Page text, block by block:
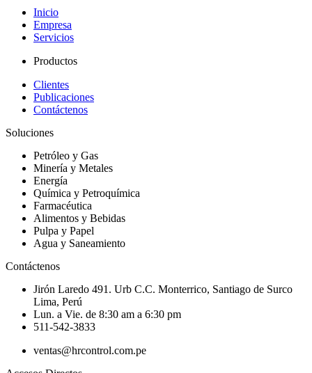
Inicio
Empresa
Servicios
Productos
Clientes
Publicaciones
Contáctenos
Soluciones
Petróleo y Gas
Minería y Metales
Energía
Química y Petroquímica
Farmacéutica
Alimentos y Bebidas
Pulpa y Papel
Agua y Saneamiento
Contáctenos
Jirón Laredo 491. Urb C.C. Monterrico, Santiago de Surco
Lima, Perú
Lun. a Vie. de 8:30 am a 6:30 pm
511-542-3833
ventas@hrcontrol.com.pe